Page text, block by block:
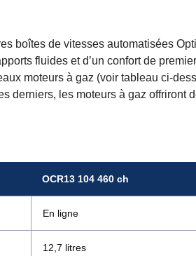
boîtes de vitesses automatisées
fluides et d’un confort de
moteurs à gaz (voir tableau ci-
derniers, les moteurs à gaz offriront
OCR13 104 460 ch
En ligne
12,7 litres